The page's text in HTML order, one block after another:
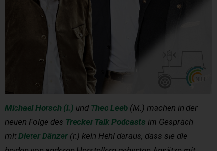
Michael Horsch (l.) und Theo Leeb (M.) machen in der
neuen Folge des Trecker Talk Podcasts im Gespräch
mitDieter Dänzer(r.) kein Hehl daraus, dass sie die